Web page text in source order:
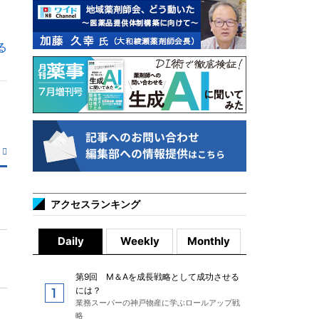
アクセスランキング
Daily Weekly Monthly
第9回 M＆Aを成長戦略として成功させる
には？
業務スーパーの神戸物産に学ぶロールアップ戦
略